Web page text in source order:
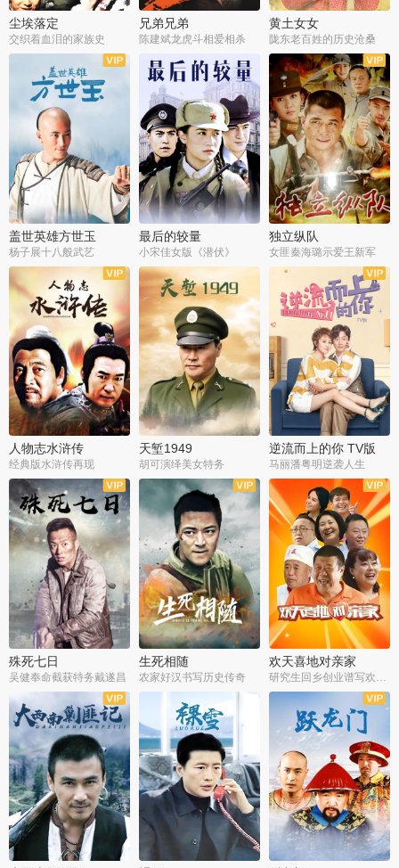
尘埃落定
交织着血泪的家族史
兄弟兄弟
陈建斌龙虎斗相爱相杀
黄土女女
陇东老百姓的历史沧桑
全36集
盖世英雄方世玉
杨子展十八般武艺
全28集
最后的较量
小宋佳女版《潜伏》
全44集
独立纵队
女匪秦海璐示爱王新军
全40集
人物志水浒传
经典版水浒传再现
全30集
天堑1949
胡可演绎美女特务
全43集
逆流而上的你 TV版
马丽潘粤明逆袭人生
全34集
殊死七日
吴健奉命截获特务戴遂昌
全21集
生死相随
农家好汉书写历史传奇
全35集
欢天喜地对亲家
全21集 全30集